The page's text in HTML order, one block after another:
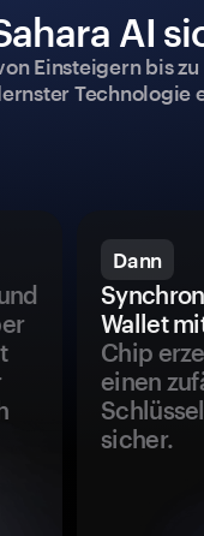
AI
Einsteigern bis
Dann
Wallet
Chip
einen
sicher.